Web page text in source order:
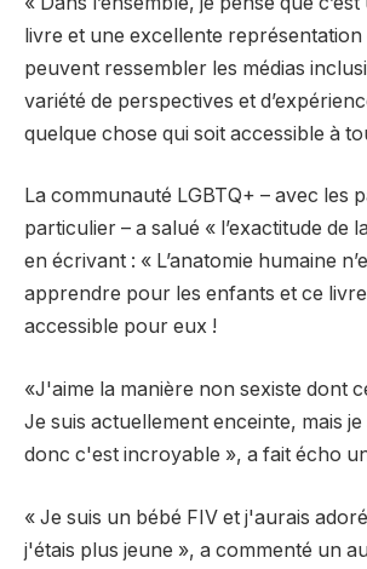
livre et une excellente représentation
peuvent ressembler les médias
variété de perspectives et
quelque chose qui soit accessible à
La communauté LGBTQ+ – avec les
particulier – a salué « l’exactitude de
en écrivant : « L’anatomie humaine
apprendre pour les enfants et ce
accessible pour eux !
«J'aime la manière non sexiste dont
Je suis actuellement enceinte, mais
donc c'est incroyable », a fait écho
« Je suis un bébé FIV et j'aurais
j'étais plus jeune », a commenté un